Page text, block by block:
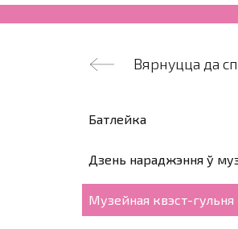
Вярнуцца да
Батлейка
Дзень нараджэння ў
Музейная квэст-гульня